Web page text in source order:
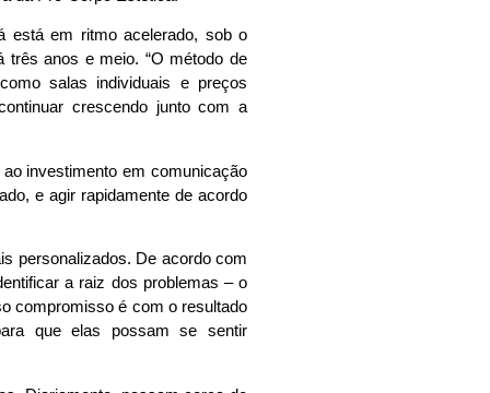
está em ritmo acelerado, sob o
três anos e meio. “O método de
salas individuais e preços
crescendo junto com a
investimento em comunicação
e agir rapidamente de acordo
personalizados. De acordo com
a raiz dos problemas – o
compromisso é com o resultado
que elas possam se sentir